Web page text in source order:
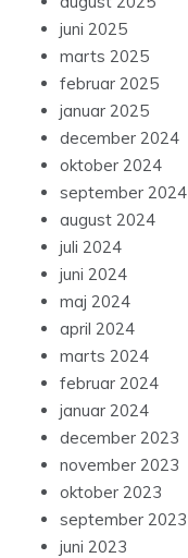
juni 2025
marts 2025
februar 2025
januar 2025
december 2024
oktober 2024
september 2024
august 2024
juli 2024
juni 2024
maj 2024
april 2024
marts 2024
februar 2024
januar 2024
december 2023
november 2023
oktober 2023
september 2023
juni 2023